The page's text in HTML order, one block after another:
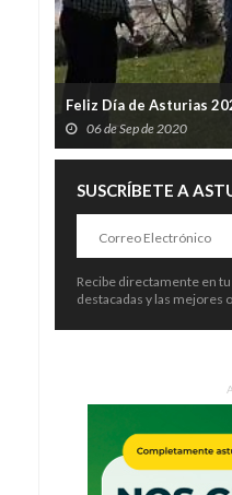
Feliz Día de Asturias
06 de Sep de 2020
SUSCRÍBETE A
Recibe directamente en
destacadas y las mejores